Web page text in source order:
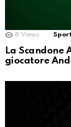
8 Views Sport
La Scandone
giocatore